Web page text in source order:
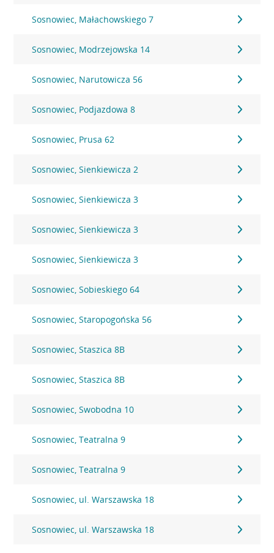
Sosnowiec, Małachowskiego 7
Sosnowiec, Modrzejowska 14
Sosnowiec, Narutowicza 56
Sosnowiec, Podjazdowa 8
Sosnowiec, Prusa 62
Sosnowiec, Sienkiewicza 2
Sosnowiec, Sienkiewicza 3
Sosnowiec, Sienkiewicza 3
Sosnowiec, Sienkiewicza 3
Sosnowiec, Sobieskiego 64
Sosnowiec, Staropogońska 56
Sosnowiec, Staszica 8B
Sosnowiec, Staszica 8B
Sosnowiec, Swobodna 10
Sosnowiec, Teatralna 9
Sosnowiec, Teatralna 9
Sosnowiec, ul. Warszawska 18
Sosnowiec, ul. Warszawska 18